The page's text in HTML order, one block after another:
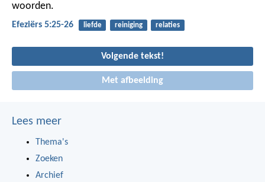
woorden.
Efeziërs 5:25-26 liefde reiniging relaties
Volgende tekst!
Met afbeelding
Lees meer
Thema's
Zoeken
Archief